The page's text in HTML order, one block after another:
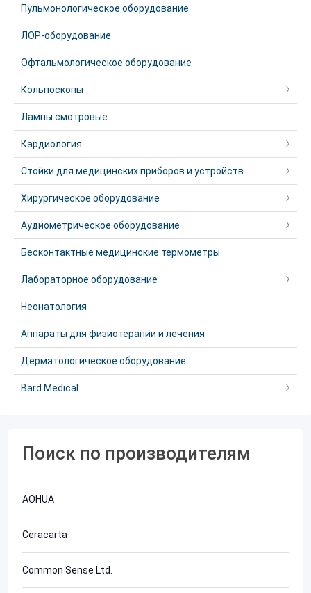
Пульмонологическое оборудование
ЛОР-оборудование
Офтальмологическое оборудование
Кольпоскопы
Лампы смотровые
Кардиология
Стойки для медицинских приборов и устройств
Хирургическое оборудование
Аудиометрическое оборудование
Бесконтактные медицинские термометры
Лабораторное оборудование
Неонатология
Аппараты для физиотерапии и лечения
Дерматологическое оборудование
Bard Medical
Поиск по производителям
AOHUA
Ceracarta
Common Sense Ltd.